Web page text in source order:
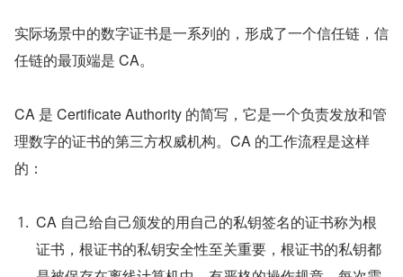
实际场景中的数字证书是一系列的，形成了一个信任链，信
任链的最顶端是 CA。
CA 是 Certificate Authority 的简写，它是一个负责发放和管
理数字的证书的第三方权威机构。CA 的工作流程是这样
的：
CA 自己给自己颁发的用自己的私钥签名的证书称为根
证书，根证书的私钥安全性至关重要，根证书的私钥都